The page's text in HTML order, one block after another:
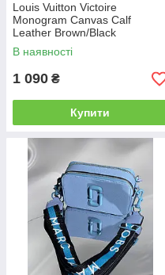
Louis Vuitton Victoire
Monogram Canvas Calf
Leather Brown/Black
В наявності
1 090 ₴
Купити